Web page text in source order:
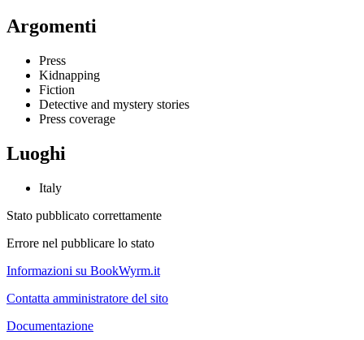
Argomenti
Press
Kidnapping
Fiction
Detective and mystery stories
Press coverage
Luoghi
Italy
Stato pubblicato correttamente
Errore nel pubblicare lo stato
Informazioni su BookWyrm.it
Contatta amministratore del sito
Documentazione